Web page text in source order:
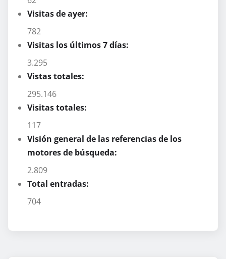
Visitas de ayer:
782
Visitas los últimos 7 días:
3.295
Vistas totales:
295.146
Visitas totales:
117
Visión general de las referencias de los
motores de búsqueda:
2.809
Total entradas:
704